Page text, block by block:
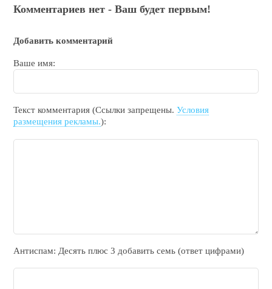
Комментариев нет - Ваш будет первым!
Добавить комментарий
Ваше имя:
Текст комментария (Ссылки запрещены.Условия
размещения рекламы.):
Антиспам: Дecять плюc 3 добавить ceмь (ответ цифрами)